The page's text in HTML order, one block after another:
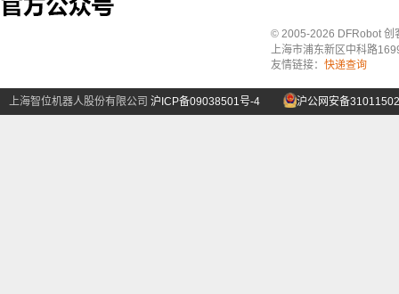
© 2005-2026 DFRobot 创
上海市浦东新区中科路
友情链接： 快递查询
上海智位机器人股份有限公司 沪ICP备09038501号-4 沪公网安备